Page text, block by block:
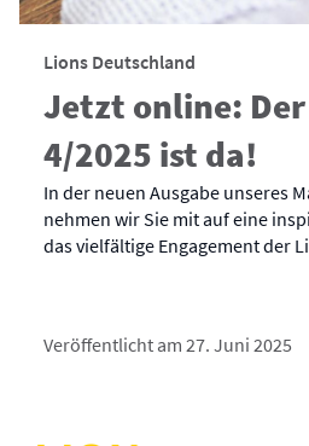
Lions Deutschland
Jetzt online: Der
4/2025 ist da!
In der neuen Ausgabe unseres
nehmen wir Sie mit auf eine
das vielfältige Engagement der
Veröffentlicht am 27. Juni 2025